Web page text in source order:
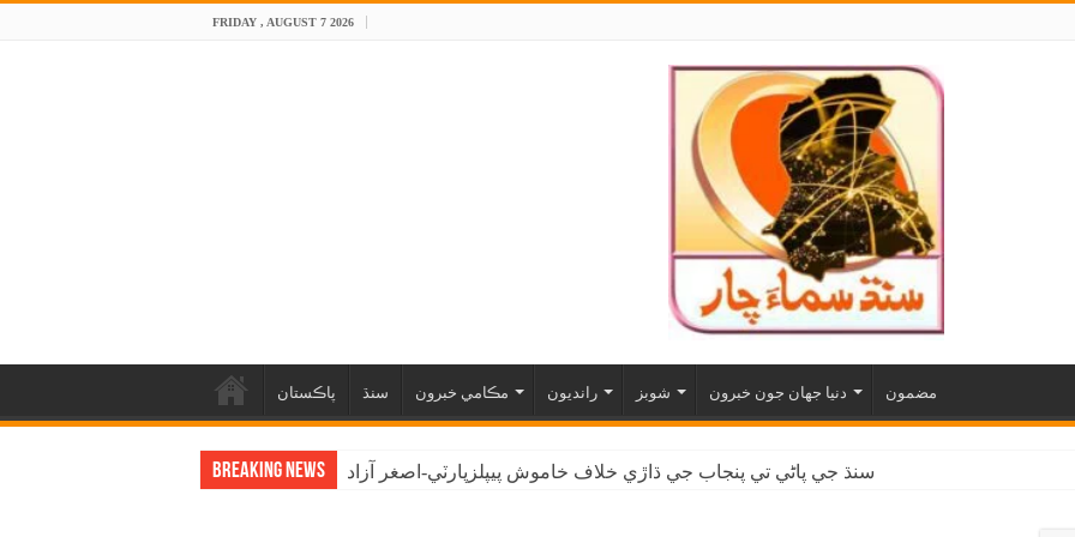
FRIDAY , AUGUST 7 2026
پاڪستان سنڌ مڪامي خبرون رانديون شوبز دنيا جهان جون خبرون مضمون
Breaking News سنڌ جي پاڻي تي پنجاب جي ڌاڙي خلاف خاموش پيپلزپارٽي-اصغر آزاد